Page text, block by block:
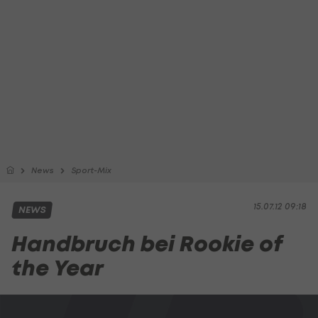
News Sport-Mix
15.07.12 09:18
NEWS
Handbruch bei Rookie of
the Year